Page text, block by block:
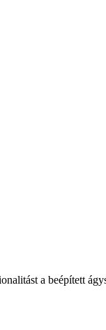
a beépített